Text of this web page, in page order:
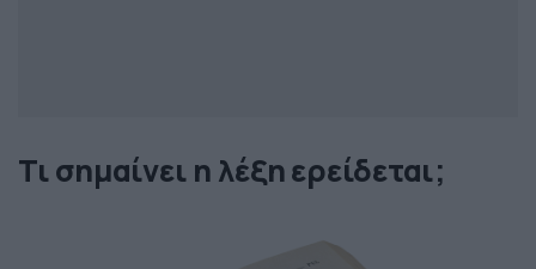
Τι σημαίνει η λέξη ερείδεται;